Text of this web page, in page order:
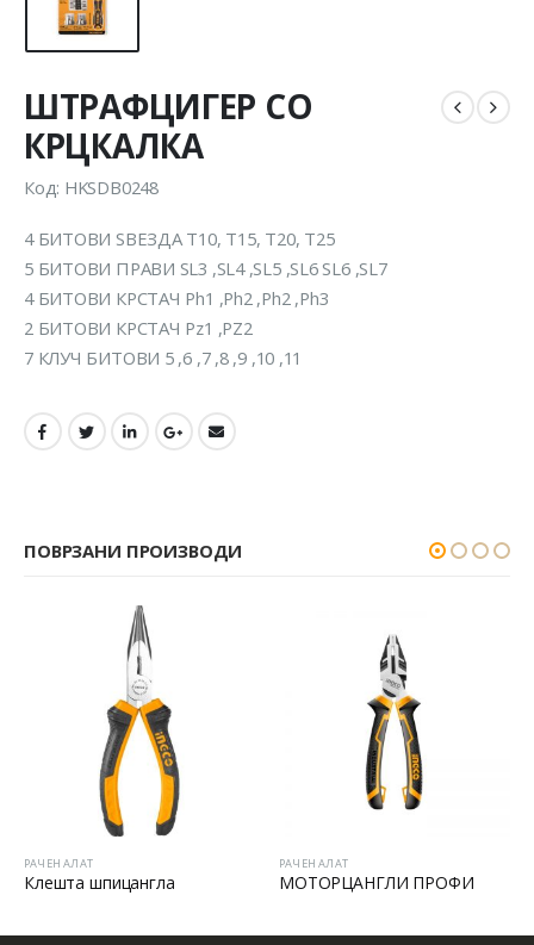
ШТРАФЦИГЕР СО
КРЦКАЛКА
Код: HKSDB0248
4 БИТОВИ ЅВЕЗДА Т10, Т15, Т20, Т25
5 БИТОВИ ПРАВИ SL3 ,SL4 ,SL5 ,SL6 SL6 ,SL7
4 БИТОВИ КРСТАЧ Ph1 ,Ph2 ,Ph2 ,Ph3
2 БИТОВИ КРСТАЧ Pz1 ,PZ2
7 КЛУЧ БИТОВИ 5 ,6 ,7 ,8 ,9 ,10 ,11
ПОВРЗАНИ ПРОИЗВОДИ
РАЧЕН АЛАТ
Клешта шпицангла
РАЧЕН АЛАТ
МОТОРЦАНГЛИ ПРОФИ